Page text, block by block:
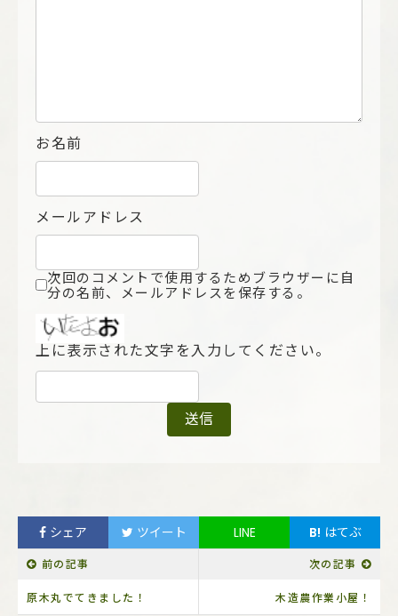
お名前
メールアドレス
次回のコメントで使用するためブラウザーに自
分の名前、メールアドレスを保存する。
上に表示された文字を入力してください。
シェア ツイート LINE B! はてぶ
前の記事
原木丸でてきました！
次の記事
木造農作業小屋！